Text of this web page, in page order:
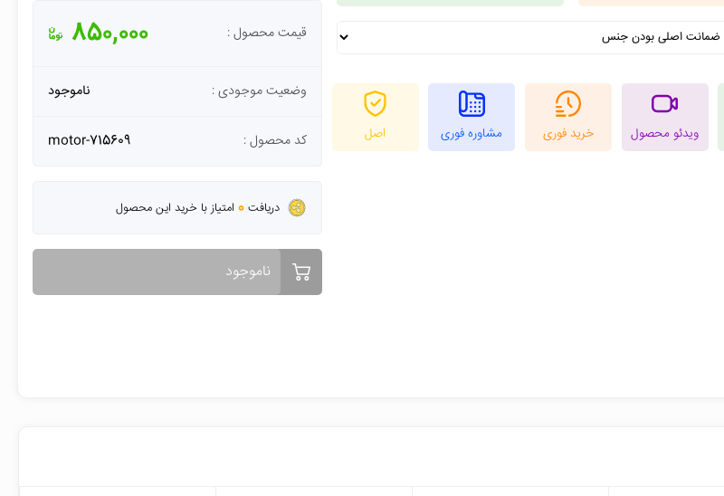
ویدئو محصول خرید فوری مشاوره فوری اصل
قیمت محصول : 850,000
وضعیت موجودی : ناموجود
کد محصول : motor-715609
دریافت0 امتیاز با خرید این محصول
ناموجود